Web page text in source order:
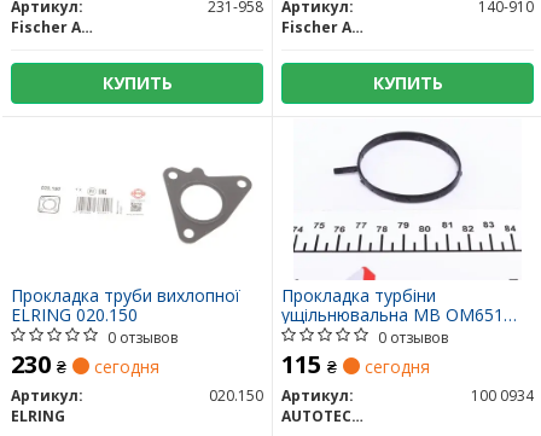
Артикул:
231-958
Fischer Automotive One (FA1)
КУПИТЬ
Артикул:
140-910
Fischer Automotive One (FA1)
КУПИТЬ
Прокладка труби вихлопної
ELRING 020.150
0 отзывов
230 ₴ сегодня
Артикул:
020.150
ELRING
Прокладка турбіни
ущільнювальна MB OM651
(коллектор повітрянаддуву)
0 отзывов
115 ₴ сегодня
Артикул:
100 0934
AUTOTECHTEILE